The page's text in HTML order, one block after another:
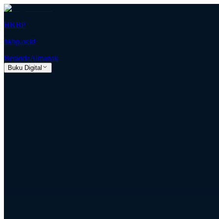
HKBP
hkbp.or.id
BerandaAlmanak
Buku Digital